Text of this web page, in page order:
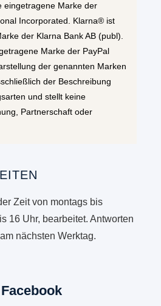
eingetragene Marke der
Incorporated. Klarna® ist
der Klarna Bank AB (publ).
Marke der PayPal
der genannten Marken
der Beschreibung
und stellt keine
Partnerschaft oder
Zeit von montags bis
16 Uhr, bearbeitet. Antworten
nächsten Werktag.